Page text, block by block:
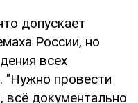
допускает
России, но
всех
"Нужно провести
всё документально